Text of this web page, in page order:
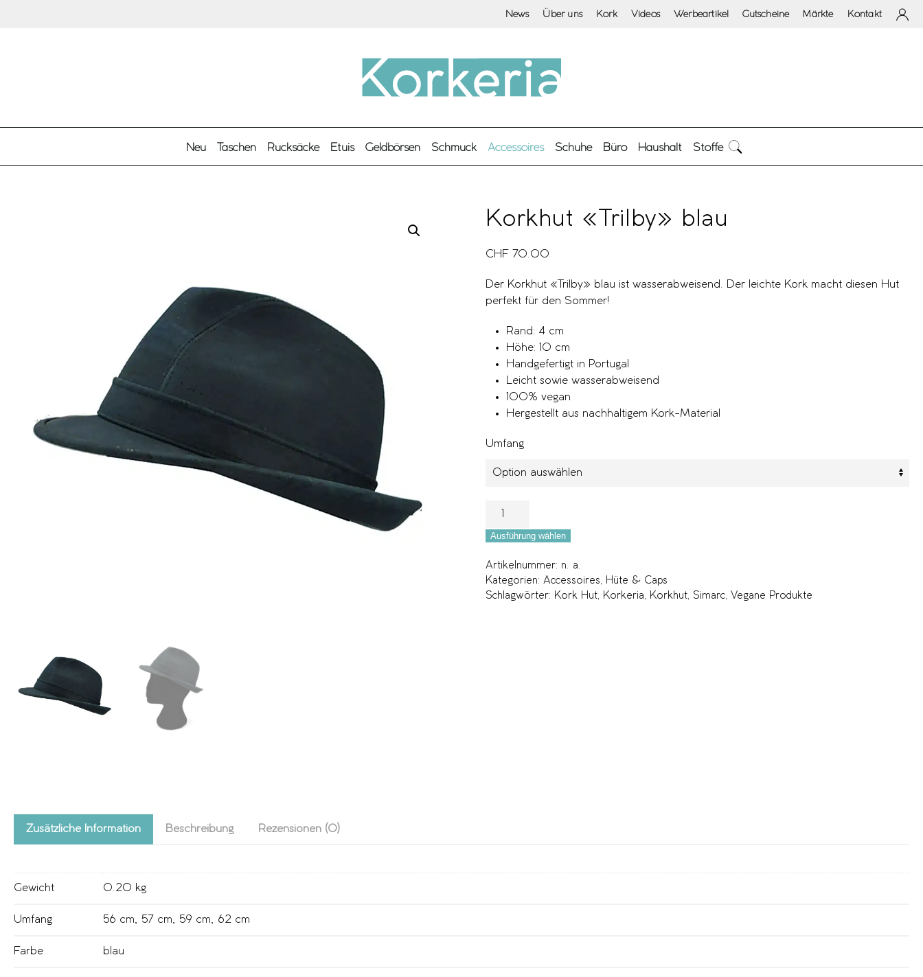
News Über uns Kork Videos Werbeartikel Gutscheine Märkte Kontakt
Neu Taschen Rucksäcke Etuis Geldbörsen Schmuck Accessoires Schuhe Büro Haushalt Stoffe
Korkhut «Trilby» blau
CHF 70.00
Der Korkhut «Trilby» blau ist wasserabweisend. Der leichte Kork macht diesen Hut
perfekt für den Sommer!
Rand: 4 cm
Höhe: 10 cm
Handgefertigt in Portugal
Leicht sowie wasserabweisend
100% vegan
Hergestellt aus nachhaltigem Kork-Material
Umfang
Ausführung wählen
Artikelnummer: n. a.
Kategorien: Accessoires, Hüte & Caps
Schlagwörter: Kork Hut, Korkeria, Korkhut, Simarc, Vegane Produkte
Zusätzliche Information Beschreibung Rezensionen (0)
Gewicht 0.20 kg
Umfang 56 cm, 57 cm, 59 cm, 62 cm
Farbe blau